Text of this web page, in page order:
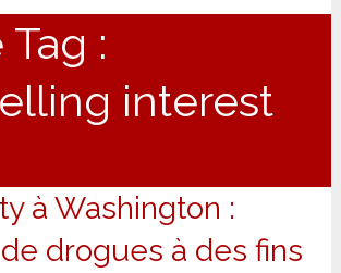
:
interest
à Washington :
de drogues à des fins